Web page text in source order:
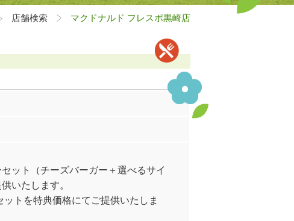
店舗検索 マクドナルド フレスポ黒崎店
ット（チーズバーガー＋選べるサイ
いたします。
トを特典価格にてご提供いたしま